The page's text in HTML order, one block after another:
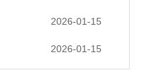
2026-01-15
2026-01-15